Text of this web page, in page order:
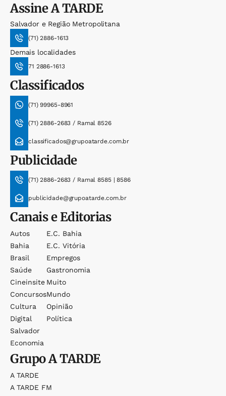
AssineA TARDE
Salvador e Região Metropolitana
(71) 2886-1613
Demais localidades
71 2886-1613
Classificados
(71) 99965-8961
(71) 2886-2683 / Ramal 8526
classificados@grupoatarde.com.br
Publicidade
(71) 2886-2683 / Ramal 8585 | 8586
publicidade@grupoatarde.com.br
Canais e Editorias
Autos
Bahia
Brasil
Saúde
Cineinsite
Concursos
Cultura
Digital
Salvador
Economia
E.c. Bahia
E.c. Vitória
Empregos
Gastronomia
Muito
Mundo
Opinião
Política
GrupoA TARDE
A TARDE
A TARDE FM